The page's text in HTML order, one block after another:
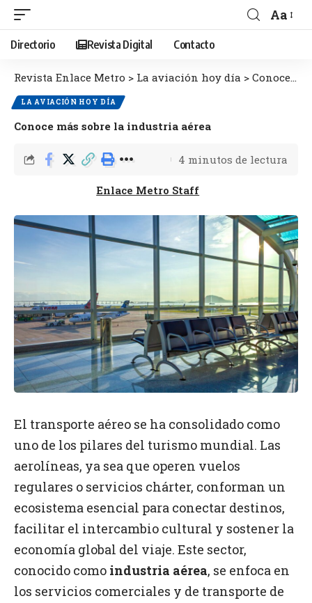
Aa
Directorio Revista Digital Contacto
Revista Enlace Metro > La aviación hoy día > Conoce más sobre la industria aérea
LA AVIACIÓN HOY DÍA
Conoce más sobre la industria aérea
Enlace Metro Staff
4 minutos de lectura
El transporte aéreo se ha consolidado como
uno de los pilares del turismo mundial. Las
aerolíneas, ya sea que operen vuelos
regulares o servicios chárter, conforman un
ecosistema esencial para conectar destinos,
facilitar el intercambio cultural y sostener la
economía global del viaje. Este sector,
conocido como industria aérea, se enfoca en
los servicios comerciales y de transporte de